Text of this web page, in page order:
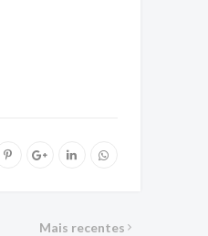
Mais recentes